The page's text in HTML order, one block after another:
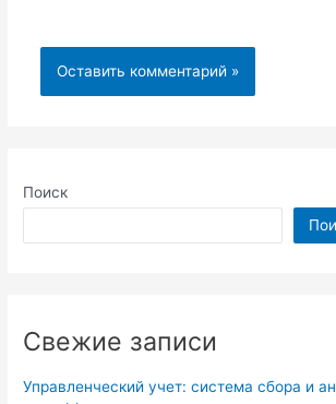
Поиск
Свежие записи
Управленческий учет: система сбора и